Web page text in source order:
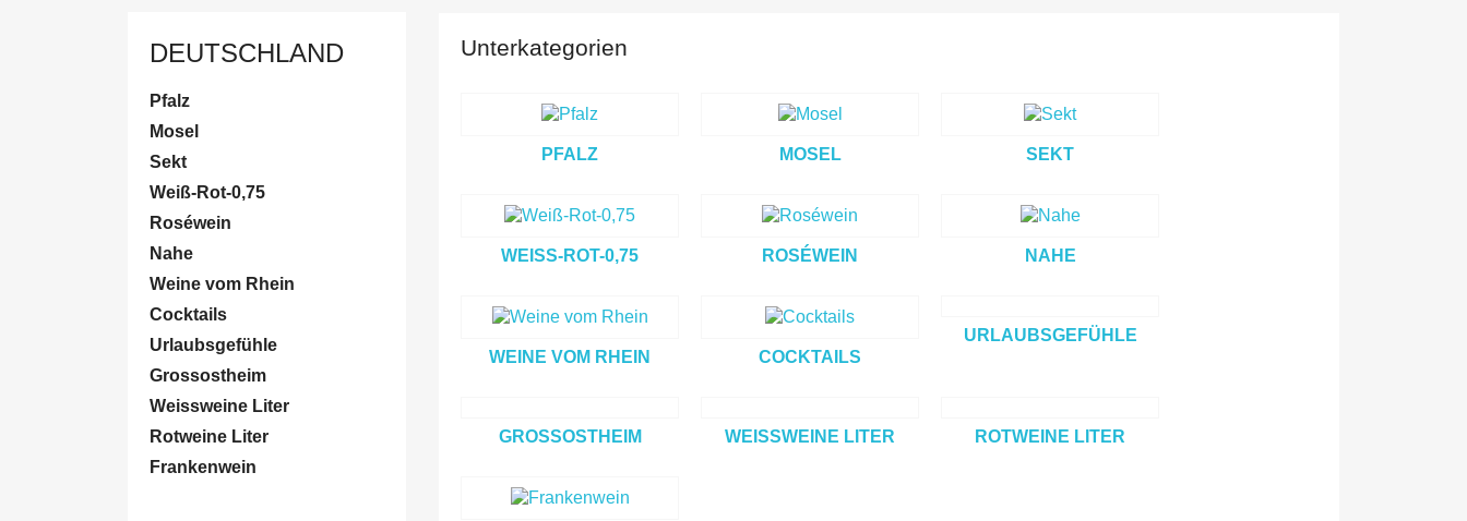
DEUTSCHLAND
Pfalz
Mosel
Sekt
Weiß-Rot-0,75
Roséwein
Nahe
Weine vom Rhein
Cocktails
Urlaubsgefühle
Grossostheim
Weissweine Liter
Rotweine Liter
Frankenwein
Unterkategorien
PFALZ MOSEL SEKT
WEISS-ROT-0,75 ROSÉWEIN NAHE
WEINE VOM RHEIN COCKTAILS
URLAUBSGEFÜHLE
GROSSOSTHEIM WEISSWEINE LITER ROTWEINE LITER